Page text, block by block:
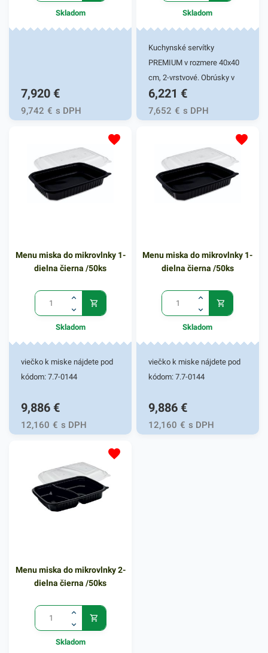
Skladom
7,920 €
9,742 € s DPH
Skladom
Kuchynské servítky
PREMIUM v rozmere 40x40
cm, 2-vrstvové. Obrúsky v
bielej farbe v balení 50ks.
Používajú sa v reštauráciách,
v domácnostiach a pod.
kvalitného papiera poskytne
kvalitnú službu užívateľovi a
dodá eleganciu pri
servírovaní jedál. Farba: biela
6,221 €
7,652 € s DPH
Menu miska do mikrovlnky 1-
dielna čierna /50ks
Skladom
viečko k miske nájdete pod
kódom: 7.7-0144
9,886 €
12,160 € s DPH
Menu miska do mikrovlnky 1-
dielna čierna /50ks
Skladom
viečko k miske nájdete pod
kódom: 7.7-0144
9,886 €
12,160 € s DPH
Menu miska do mikrovlnky 2-
dielna čierna /50ks
Skladom